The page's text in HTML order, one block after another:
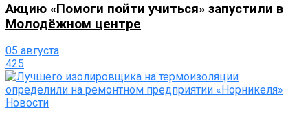
Акцию «Помоги пойти учиться» запустили в
Молодёжном центре
05 августа
425
Новости